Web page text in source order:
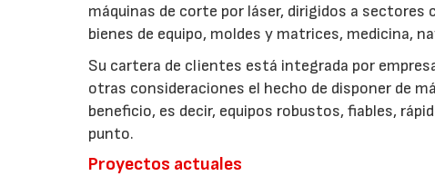
máquinas de corte por láser, dirigidos a
bienes de equipo, moldes y matrices, medicina,
Su cartera de clientes está integrada por
otras consideraciones el hecho de disponer de
beneficio, es decir, equipos robustos, fiables,
punto.
Proyectos actuales